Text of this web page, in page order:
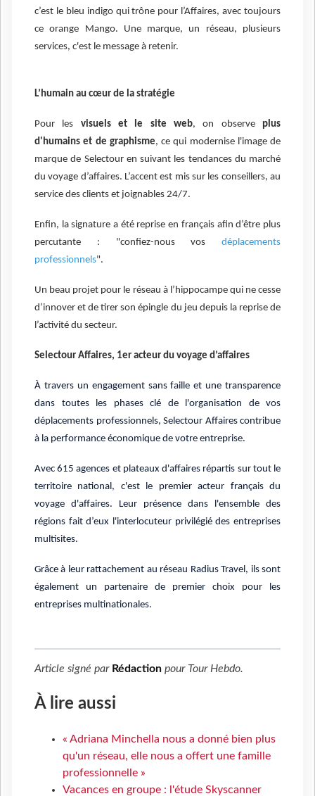
c’est le bleu indigo qui trône pour l’Affaires, avec toujours
ce orange Mango. Une marque, un réseau, plusieurs
services, c'est le message à retenir.
L’humain au cœur de la stratégie
Pour les visuels et le site web, on observe plus
d'humains et de graphisme, ce qui modernise l'image de
marque de Selectour en suivant les tendances du marché
du voyage d’affaires. L’accent est mis sur les conseillers, au
service des clients et joignables 24/7.
Enfin, la signature a été reprise en français afin d’être plus
percutante : "confiez-nous vos déplacements
professionnels".
Un beau projet pour le réseau à l’hippocampe qui ne cesse
d’innover et de tirer son épingle du jeu depuis la reprise de
l’activité du secteur.
Selectour Affaires, 1er acteur du voyage d’affaires
À travers un engagement sans faille et une transparence
dans toutes les phases clé de l'organisation de vos
déplacements professionnels, Selectour Affaires contribue
à la performance économique de votre entreprise.
Avec 615 agences et plateaux d'affaires répartis sur tout le
territoire national, c'est le premier acteur français du
voyage d'affaires. Leur présence dans l'ensemble des
régions fait d’eux l'interlocuteur privilégié des entreprises
multisites.
Grâce à leur rattachement au réseau Radius Travel, ils sont
également un partenaire de premier choix pour les
entreprises multinationales.
Article signé par Rédaction pour Tour Hebdo.
À lire aussi
« Adriana Minchella nous a donné bien plus
qu'un réseau, elle nous a offert une famille
professionnelle »
Vacances en groupe : l'étude Skyscanner